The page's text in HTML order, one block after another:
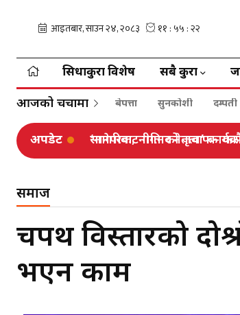
सिधाकुरा विशेष सबै कुरा
आजको चर्चामा बेपत्ता सुनकोशी दम्पती
अपडेट सानेपाबाट गगनको जवाफ–
समाज
चक्रपथ विस्तारको
भएन काम